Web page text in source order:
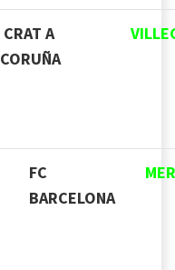
CRAT A
CORUÑA
FC
BARCELONA